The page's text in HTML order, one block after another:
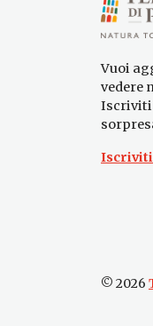
Vuoi
vedere
Iscriviti
Iscriviti
© 2026